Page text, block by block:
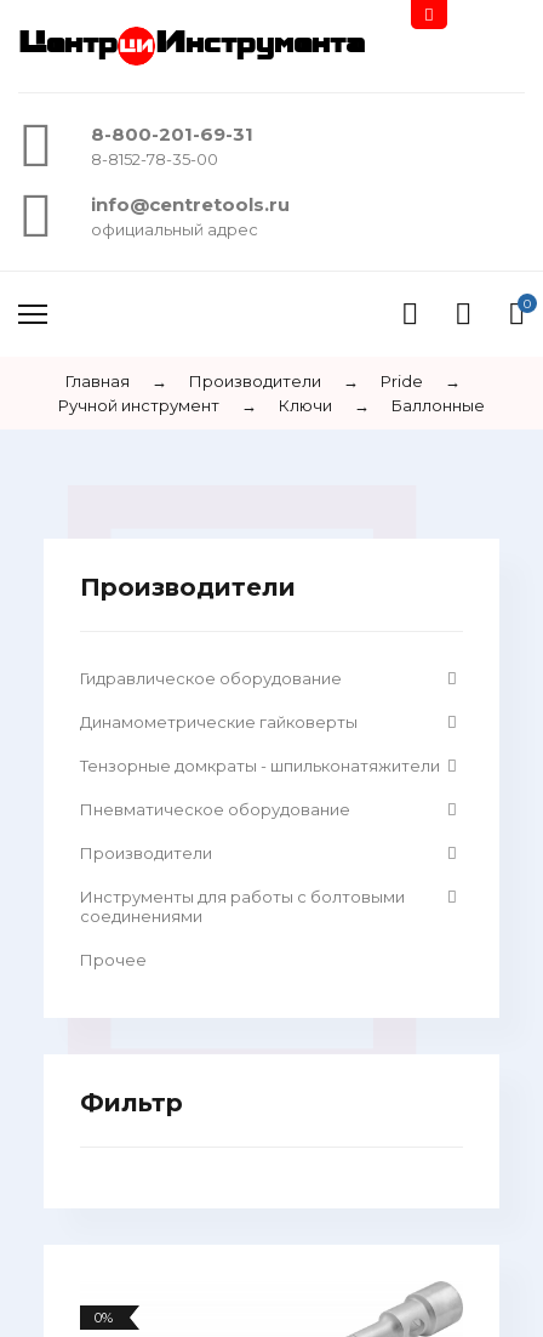
Центр Инструмента
8-800-201-69-31
8-8152-78-35-00
info@centretools.ru
официальный адрес
0
Главная → Производители → Pride
→
Ручной инструмент
→ Ключи → Баллонные
Производители
Гидравлическое оборудование
Динамометрические гайковерты
Тензорные домкраты - шпильконатяжители
Пневматическое оборудование
Производители
Инструменты для работы с болтовыми
соединениями
Прочее
Фильтр
0%